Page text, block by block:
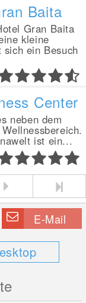
Baita
Gran Baita
kleine
ein Besuch
Center
neben dem
ist ein...
E-Mail